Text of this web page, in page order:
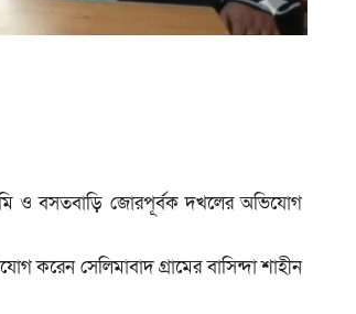
ও বসতবাড়ি জোরপূর্বক দখলের অভিযোগ
করেন সেলিমাবাদ গ্রামের বাসিন্দা শাহীন